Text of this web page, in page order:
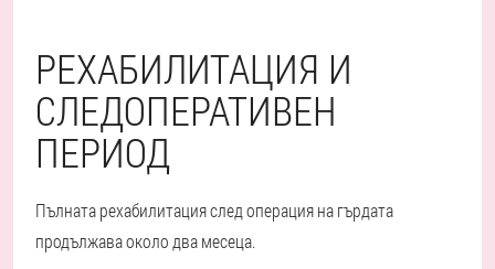
РЕХАБИЛИТАЦИЯ И
СЛЕДОПЕРАТИВЕН
ПЕРИОД
Пълната рехабилитация след операция на гърдата
продължава около два месеца.